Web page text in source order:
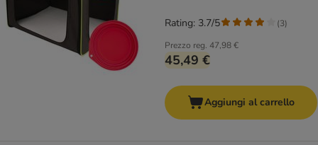
Prezzo reg. 47,98 €
45,49 €
Rating: 3.7/5 (3)
Aggiungi al carrello